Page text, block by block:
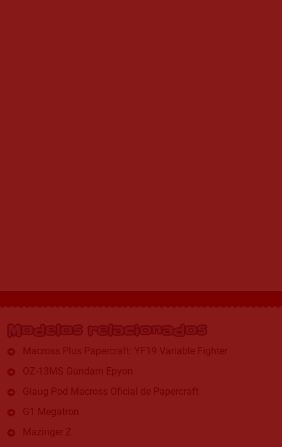
Modelos relacionados
Macross Plus Papercraft: YF19 Variable Fighter
OZ-13MS Gundam Epyon
Glaug Pod Macross Oficial de Papercraft
G1 Megatron
Mazinger Z